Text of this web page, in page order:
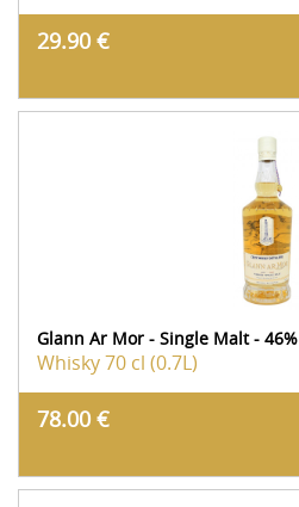
29.90 €
Glann Ar Mor - Single Malt - 46%
Whisky70 cl (0.7L)
78.00 €